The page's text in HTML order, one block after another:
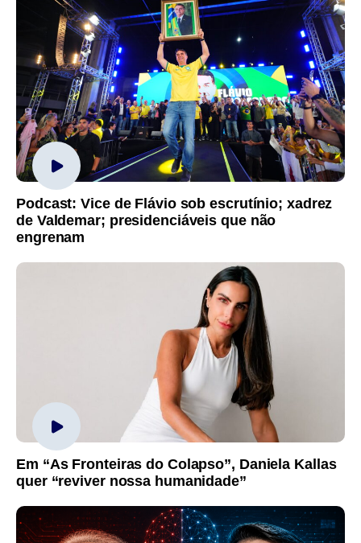
Podcast: Vice de Flávio sob escrutínio; xadrez
de Valdemar; presidenciáveis que não
engrenam
Em “As Fronteiras do Colapso”, Daniela Kallas
quer “reviver nossa humanidade”